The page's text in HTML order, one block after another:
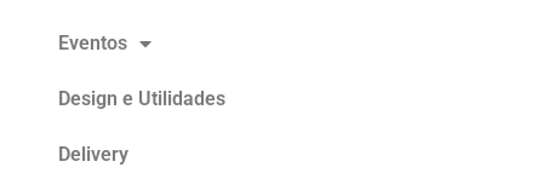
Eventos
Design e Utilidades
Delivery